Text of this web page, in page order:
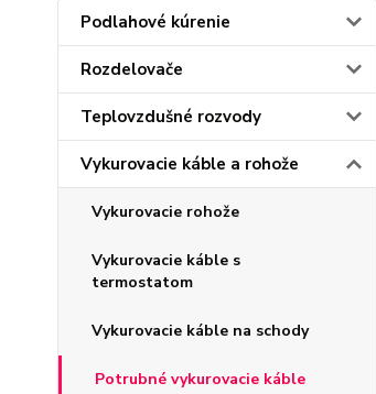
Podlahové kúrenie
Rozdelovače
Teplovzdušné rozvody
Vykurovacie káble a rohože
Vykurovacie rohože
Vykurovacie káble s
termostatom
Vykurovacie káble na schody
Potrubné vykurovacie káble